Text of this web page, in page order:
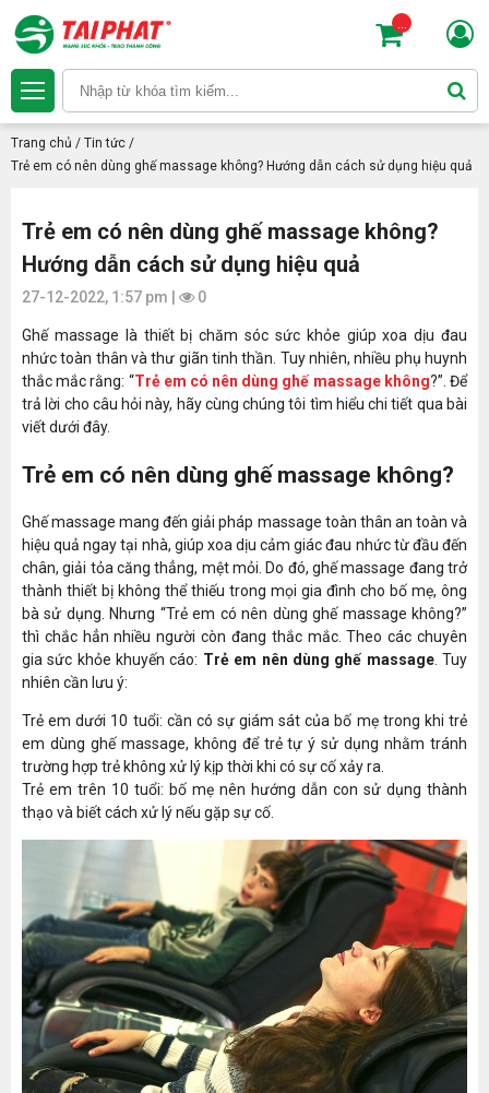
Trang chủ / Tin tức /
Trẻ em có nên dùng ghế massage không? Hướng dẫn cách sử dụng hiệu quả
Trẻ em có nên dùng ghế massage không?
Hướng dẫn cách sử dụng hiệu quả
27-12-2022, 1:57 pm | 0
Ghế massage là thiết bị chăm sóc sức khỏe giúp xoa dịu đau
nhức toàn thân và thư giãn tinh thần. Tuy nhiên, nhiều phụ huynh
thắc mắc rằng: “Trẻ em có nên dùng ghế massage không?”. Để
trả lời cho câu hỏi này, hãy cùng chúng tôi tìm hiểu chi tiết qua bài
viết dưới đây.
Trẻ em có nên dùng ghế massage không?
Ghế massage mang đến giải pháp massage toàn thân an toàn và
hiệu quả ngay tại nhà, giúp xoa dịu cảm giác đau nhức từ đầu đến
chân, giải tỏa căng thẳng, mệt mỏi. Do đó, ghế massage đang trở
thành thiết bị không thể thiếu trong mọi gia đình cho bố mẹ, ông
bà sử dụng. Nhưng “Trẻ em có nên dùng ghế massage không?”
thì chắc hẳn nhiều người còn đang thắc mắc. Theo các chuyên
gia sức khỏe khuyến cáo: Trẻ em nên dùng ghế massage. Tuy
nhiên cần lưu ý:
Trẻ em dưới 10 tuổi: cần có sự giám sát của bố mẹ trong khi trẻ
em dùng ghế massage, không để trẻ tự ý sử dụng nhằm tránh
trường hợp trẻ không xử lý kịp thời khi có sự cố xảy ra.
Trẻ em trên 10 tuổi: bố mẹ nên hướng dẫn con sử dụng thành
thạo và biết cách xử lý nếu gặp sự cố.